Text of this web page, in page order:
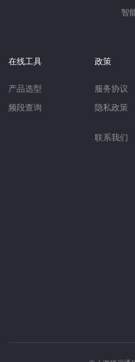
智
在线工具
产品选型
频段查询
政策
服务协议
隐私政策
联系我们